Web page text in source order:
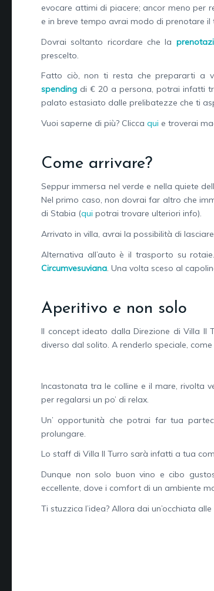
evocare attimi di piacere; ancor meno per
e in breve tempo avrai modo di prenotare il
Dovrai soltanto ricordare che la
prescelto.
Fatto ciò, non ti resta che prepararti a
spending di € 20 a persona, potrai infatti
palato estasiato dalle prelibatezze che ti
Vuoi saperne di più? Clicca qui e troverai
Come arrivare?
Seppur immersa nel verde e nella quiete
Nel primo caso, non dovrai far altro che
di Stabia (qui potrai trovare ulteriori info).
Arrivato in villa, avrai la possibilità di
Alternativa all’auto è il trasporto su
Circumvesuviana. Una volta sceso al
Aperitivo e non solo
Il concept ideato dalla Direzione di Villa Il
diverso dal solito. A renderlo speciale,
Incastonata tra le colline e il mare, rivolta
per regalarsi un po’ di relax.
Un’ opportunità che potrai far tua
prolungare.
Lo staff di Villa Il Turro sarà infatti a tua
Dunque non solo buon vino e cibo
eccellente, dove i comfort di un ambiente
Ti stuzzica l’idea? Allora dai un’occhiata